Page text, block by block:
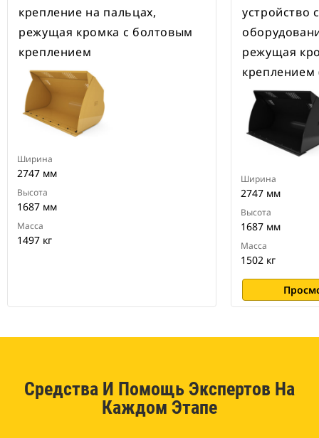
крепление на пальцах,
режущая кромка с болтовым
креплением
Ширина
2747 мм
Высота
1687 мм
Масса
1497 кг
устройство
режущая
креплением
Ширина
2747 мм
Высота
1687 мм
Масса
1502 кг
Средства И Помощь Экспертов На
Каждом Этапе